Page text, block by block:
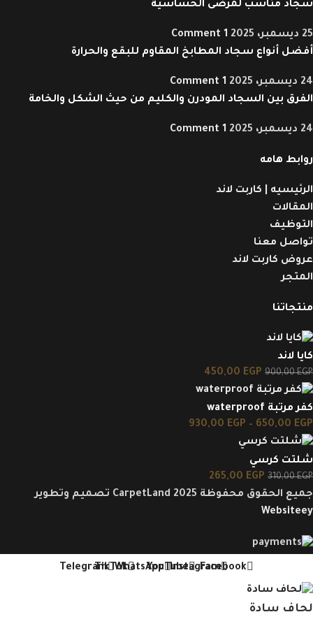
سجاد مناسب لمرضى الحساسية
25 ديسمبر، 2025
1 Comment
أفضل أنواع سجاد المطابخ المقاوم للبقع والحرارة
24 ديسمبر، 2025
1 Comment
الفرق بين السجاد المودرن والكليم من حيث الشكل والخامة
24 ديسمبر، 2025 1 Comment
روابط هامه
الرئيسيه | كاربت لاند
المقالات
التوظيف
تواصل معنا
عروض كاربت لاند
المتجر
منتجاتنا
كايا لاند
900,00EGP
450,00 EGP
كفر مرتبة waterproof
650,00 EGP
–
930,00 EGP
شلتت كرسي
310,00EGP
265,00 EGP
جميع الحقوق محفوظة CarpetLand 2025 تصميم وتطوير
Websiteey
Facebook
Instagram
YouTube
WhatsApp
TikTok
Telegram
لحاف سادة